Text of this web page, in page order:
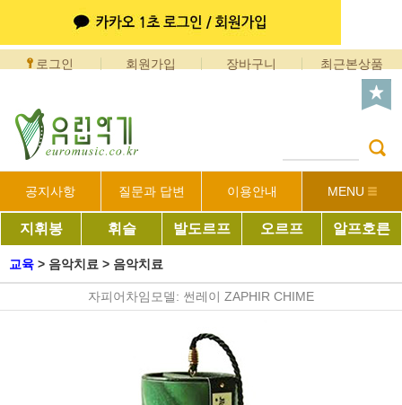
로그인 회원가입 장바구니 최근본상품
공지사항 질문과 답변 이용안내 MENU
지휘봉 휘슬 발도르프 오르프 알프호른
교육 > 음악치료 > 음악치료
자피어차임모델: 썬레이 ZAPHIR CHIME